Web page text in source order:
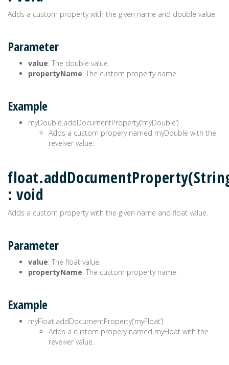
Adds a custom property with the given name and double value.
Parameter
value: The double value.
propertyName: The custom property name.
Example
myDouble.addDocumentProperty(‘myDouble’)
Adds a custom propery named myDouble with the
reveiver value.
: void
Adds a custom property with the given name and float value.
Parameter
value: The float value.
propertyName: The custom property name.
Example
myFloat.addDocumentProperty(‘myFloat’)
Adds a custom propery named myFloat with the
reveiver value.